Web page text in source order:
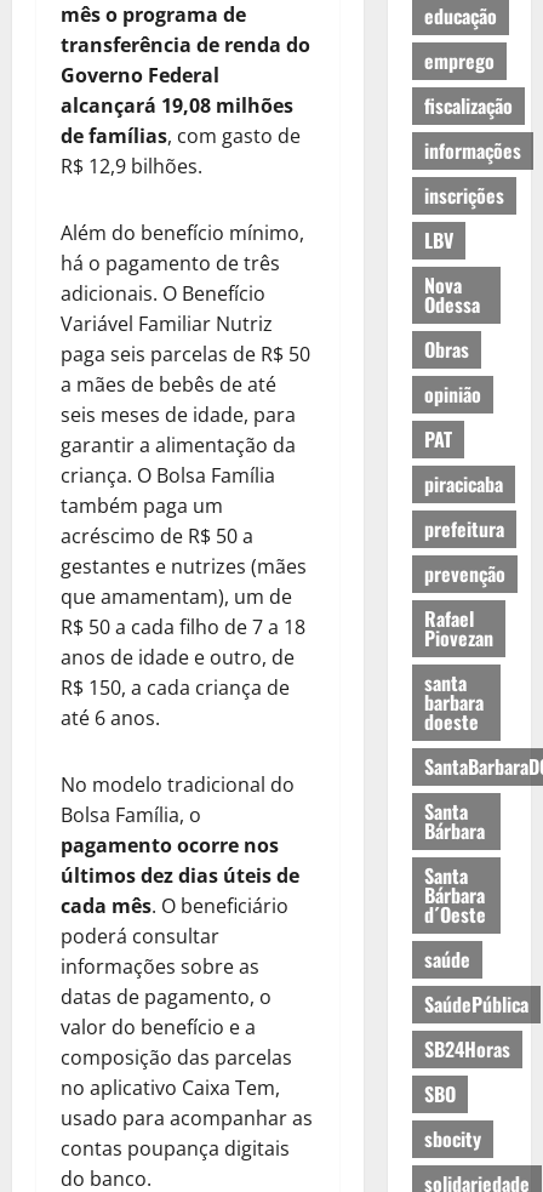
mês o programa de
transferência de renda do
Governo Federal
alcançará 19,08 milhões
de famílias, com gasto de
R$ 12,9 bilhões.
Além do benefício mínimo,
há o pagamento de três
adicionais. O Benefício
Variável Familiar Nutriz
paga seis parcelas de R$ 50
a mães de bebês de até
seis meses de idade, para
garantir a alimentação da
criança. O Bolsa Família
também paga um
acréscimo de R$ 50 a
gestantes e nutrizes (mães
que amamentam), um de
R$ 50 a cada filho de 7 a 18
anos de idade e outro, de
R$ 150, a cada criança de
até 6 anos.
No modelo tradicional do
Bolsa Família, o
pagamento ocorre nos
últimos dez dias úteis de
cada mês. O beneficiário
poderá consultar
informações sobre as
datas de pagamento, o
valor do benefício e a
composição das parcelas
no aplicativo Caixa Tem,
usado para acompanhar as
contas poupança digitais
do banco.
educação
emprego
fiscalização
informações
inscrições
LBV
Nova
Odessa
Obras
opinião
PAT
piracicaba
prefeitura
prevenção
Rafael
Piovezan
santa
barbara
doeste
Santa
Bárbara
Santa
Bárbara
d´Oeste
saúde
SaúdePública
SB24Horas
SBO
sbocity
solidariedade